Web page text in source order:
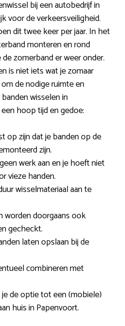
bij een autobedrijf in
voor de verkeersveiligheid.
dit twee keer per jaar. In het
monteren en rond
zomerband er weer onder.
is niet iets wat je zomaar
de nodige ruimte en
wisselen in
hoop tijd en gedoe:
op zijn dat je banden op de
zijn.
werk aan en je hoeft niet
vieze handen.
wisselmateriaal aan te
worden doorgaans ook
gecheckt.
laten opslaan bij de
combineren met
de optie tot een (mobiele)
huis in Papenvoort.